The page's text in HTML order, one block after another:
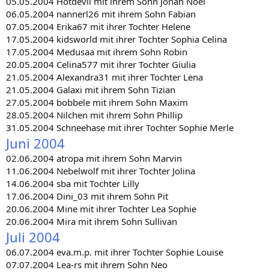
06.05.2004 nannerl26 mit ihrem Sohn Fabian
07.05.2004 Erika67 mit ihrer Tochter Helene
17.05.2004 kidsworld mit ihrer Tochter Sophia Celina
17.05.2004 Medusaa mit ihrem Sohn Robin
20.05.2004 Celina577 mit ihrer Tochter Giulia
21.05.2004 Alexandra31 mit ihrer Tochter Lena
21.05.2004 Galaxi mit ihrem Sohn Tizian
27.05.2004 bobbele mit ihrem Sohn Maxim
28.05.2004 Nilchen mit ihrem Sohn Phillip
31.05.2004 Schneehase mit ihrer Tochter Sophie Merle
Juni 2004
02.06.2004 atropa mit ihrem Sohn Marvin
11.06.2004 Nebelwolf mit ihrer Tochter Jolina
14.06.2004 sba mit Tochter Lilly
17.06.2004 Dini_03 mit ihrem Sohn Pit
20.06.2004 Mine mit ihrer Tochter Lea Sophie
20.06.2004 Mira mit ihrem Sohn Sullivan
Juli 2004
06.07.2004 eva.m.p. mit ihrer Tochter Sophie Louise
07.07.2004 Lea-rs mit ihrem Sohn Neo